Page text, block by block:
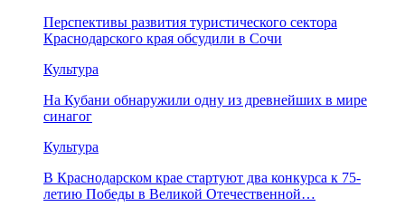
Перспективы развития туристического сектора
Краснодарского края обсудили в Сочи
Культура
На Кубани обнаружили одну из древнейших в мире
синагог
Культура
В Краснодарском крае стартуют два конкурса к 75-
летию Победы в Великой Отечественной…